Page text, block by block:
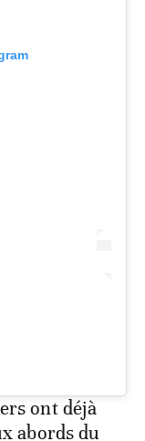
ont déjà
abords du